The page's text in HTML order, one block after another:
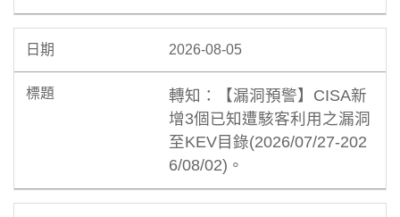
2026-08-05
轉知：【漏洞預警】CISA新
增3個已知遭駭客利用之漏洞
至KEV目錄(2026/07/27-202
6/08/02)。